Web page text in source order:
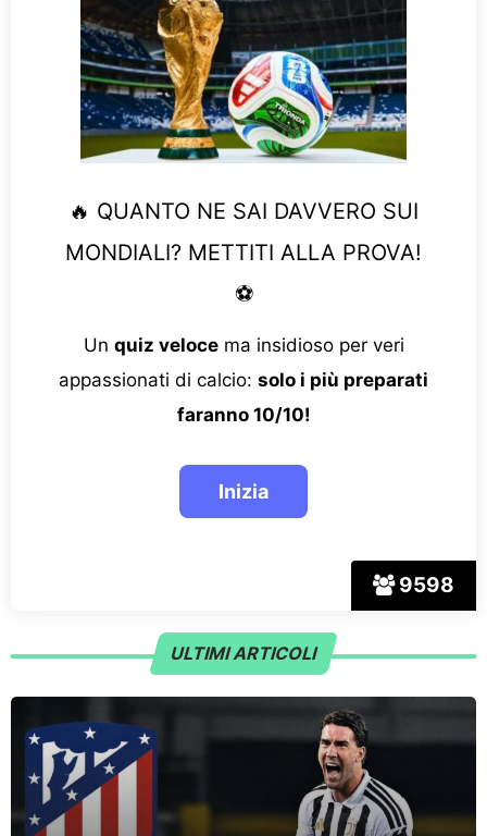
9598
🔥 QUANTO NE SAI DAVVERO SUI
MONDIALI? METTITI ALLA PROVA!
⚽
Un quiz velocema insidioso per veri
appassionati di calcio: solo i più preparati
faranno 10/10!
ULTIMI ARTICOLI